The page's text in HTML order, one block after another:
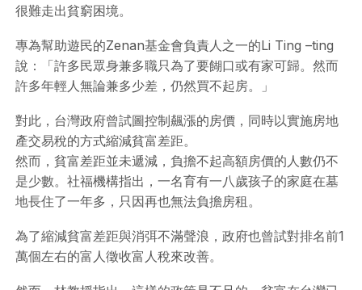
很難走出貧窮困境。
專為幫助遊民的Zenan基金會負責人之一的Li Ting –ting
說：「許多民眾身兼多職只為了要餬口或有家可歸。然而
許多年輕人無論兼多少差，仍然買不起房。」
對此，台灣政府曾試圖控制飆漲的房價，同時以實施房地
產交易稅的方式縮減貧富差距。
然而，貧富差距並未遞減，負擔不起高額房價的人數仍不
是少數。社福機構指出，一名育有一八歲孩子的家庭在墓
地長住了一年多，只因再也無法負擔房租。
為了縮減貧富差距與消弭不滿聲浪，政府也曾試對排名前1
萬個左右的富人徵收富人稅來改善。